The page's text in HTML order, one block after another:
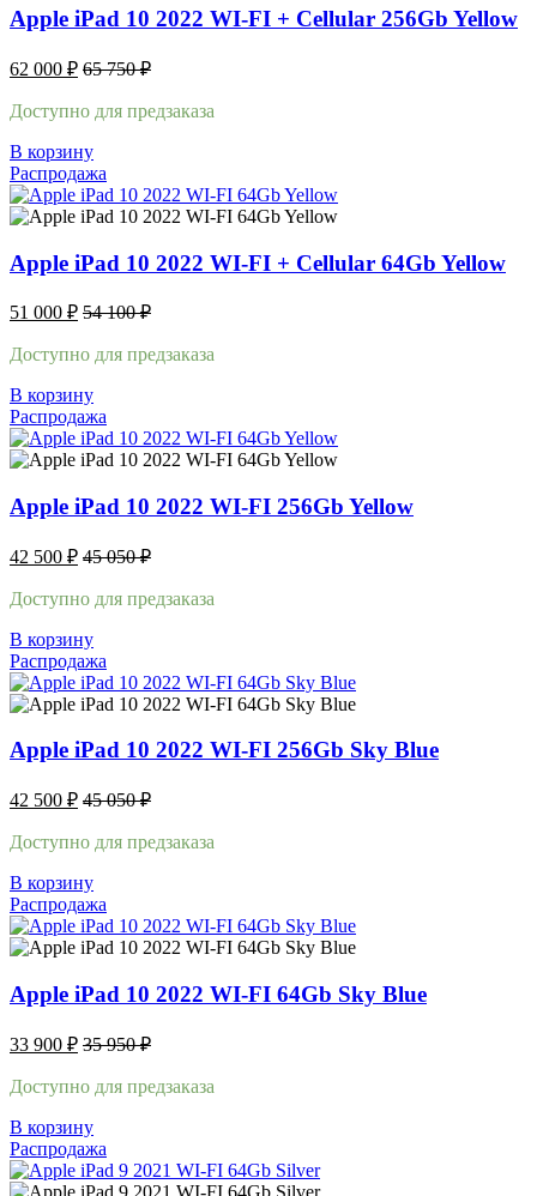
Apple iPad 10 2022 WI-FI + Cellular 256Gb Yellow
62 000 ₽ 65 750₽
Доступно для предзаказа
В корзину
Распродажа
Apple iPad 10 2022 WI-FI + Cellular 64Gb Yellow
51 000 ₽ 54 100₽
Доступно для предзаказа
В корзину
Распродажа
Apple iPad 10 2022 WI-FI 256Gb Yellow
42 500 ₽ 45 050₽
Доступно для предзаказа
В корзину
Распродажа
Apple iPad 10 2022 WI-FI 256Gb Sky Blue
42 500 ₽ 45 050₽
Доступно для предзаказа
В корзину
Распродажа
Apple iPad 10 2022 WI-FI 64Gb Sky Blue
33 900 ₽ 35 950₽
Доступно для предзаказа
В корзину
Распродажа